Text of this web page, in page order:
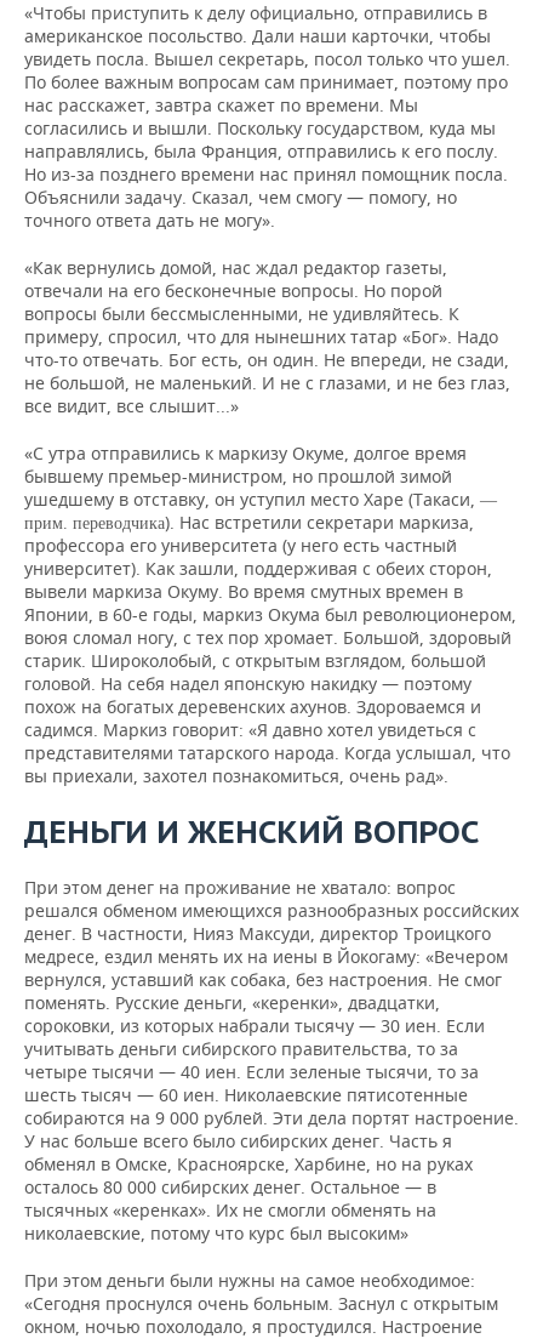
«Чтобы приступить к делу официально, отправились в
американское посольство. Дали наши карточки, чтобы
увидеть посла. Вышел секретарь, посол только что ушел.
По более важным вопросам сам принимает, поэтому про
нас расскажет, завтра скажет по времени. Мы
согласились и вышли. Поскольку государством, куда мы
направлялись, была Франция, отправились к его послу.
Но из-за позднего времени нас принял помощник посла.
Объяснили задачу. Сказал, чем смогу — помогу, но
точного ответа дать не могу».
«Как вернулись домой, нас ждал редактор газеты,
отвечали на его бесконечные вопросы. Но порой
вопросы были бессмысленными, не удивляйтесь. К
примеру, спросил, что для нынешних татар «Бог». Надо
что-то отвечать. Бог есть, он один. Не впереди, не сзади,
не большой, не маленький. И не с глазами, и не без глаз,
все видит, все слышит...»
«С утра отправились к маркизу Окуме, долгое время
бывшему премьер-министром, но прошлой зимой
ушедшему в отставку, он уступил место Харе (Такаси, —
прим. переводчика). Нас встретили секретари маркиза,
профессора его университета (у него есть частный
университет). Как зашли, поддерживая с обеих сторон,
вывели маркиза Окуму. Во время смутных времен в
Японии, в 60-е годы, маркиз Окума был революционером,
воюя сломал ногу, с тех пор хромает. Большой, здоровый
старик. Широколобый, с открытым взглядом, большой
головой. На себя надел японскую накидку — поэтому
похож на богатых деревенских ахунов. Здороваемся и
садимся. Маркиз говорит: «Я давно хотел увидеться с
представителями татарского народа. Когда услышал, что
вы приехали, захотел познакомиться, очень рад».
ДЕНЬГИ И ЖЕНСКИЙ ВОПРОС
При этом денег на проживание не хватало: вопрос
решался обменом имеющихся разнообразных российских
денег. В частности, Нияз Максуди, директор Троицкого
медресе, ездил менять их на иены в Йокогаму: «Вечером
вернулся, уставший как собака, без настроения. Не смог
поменять. Русские деньги, «керенки», двадцатки,
сороковки, из которых набрали тысячу — 30 иен. Если
учитывать деньги сибирского правительства, то за
четыре тысячи — 40 иен. Если зеленые тысячи, то за
шесть тысяч — 60 иен. Николаевские пятисотенные
собираются на 9 000 рублей. Эти дела портят настроение.
У нас больше всего было сибирских денег. Часть я
обменял в Омске, Красноярске, Харбине, но на руках
осталось 80 000 сибирских денег. Остальное — в
тысячных «керенках». Их не смогли обменять на
николаевские, потому что курс был высоким»
При этом деньги были нужны на самое необходимое:
«Сегодня проснулся очень больным. Заснул с открытым
окном, ночью похолодало, я простудился. Настроение